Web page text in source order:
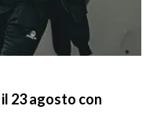
23 agosto con